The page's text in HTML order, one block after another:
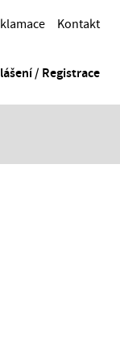
Kontakt
/ Registrace